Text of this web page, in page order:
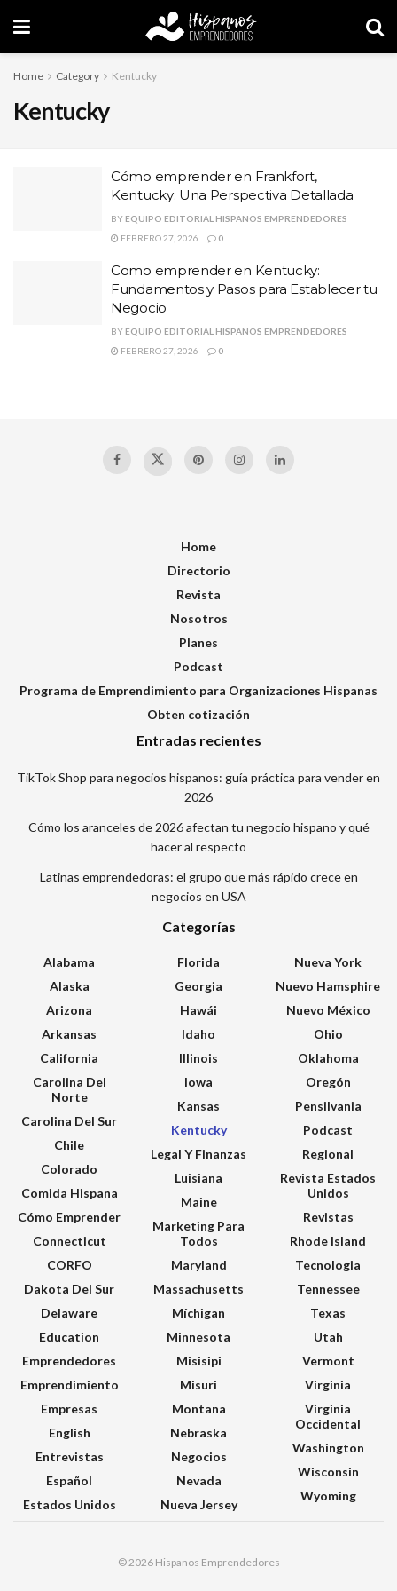
Home Category Kentucky
Kentucky
Cómo emprender en Frankfort,
Kentucky: Una Perspectiva Detallada
BY EQUIPO EDITORIAL HISPANOS EMPRENDEDORES
FEBRERO 27, 2026
0
Como emprender en Kentucky:
Fundamentos y Pasos para Establecer tu
Negocio
BY EQUIPO EDITORIAL HISPANOS EMPRENDEDORES
FEBRERO 27, 2026
0
Home
Directorio
Revista
Nosotros
Planes
Podcast
Programa de Emprendimiento para Organizaciones Hispanas
Obten cotización
Entradas recientes
TikTok Shop para negocios hispanos: guía práctica para vender en
2026
Cómo los aranceles de 2026 afectan tu negocio hispano y qué
hacer al respecto
Latinas emprendedoras: el grupo que más rápido crece en
negocios en USA
Categorías
Alabama
Alaska
Arizona
Arkansas
California
Carolina Del
Norte
Carolina Del Sur
Chile
Colorado
Comida Hispana
Cómo Emprender
Connecticut
CORFO
Dakota Del Sur
Delaware
Education
Emprendedores
Emprendimiento
Empresas
English
Entrevistas
Español
Estados Unidos
Florida
Georgia
Hawái
Idaho
Illinois
Iowa
Kansas
Kentucky
Legal Y Finanzas
Luisiana
Maine
Marketing Para
Todos
Maryland
Massachusetts
Míchigan
Minnesota
Misisipi
Misuri
Montana
Nebraska
Negocios
Nevada
Nueva Jersey
Nueva York
Nuevo Hamsphire
Nuevo México
Ohio
Oklahoma
Oregón
Pensilvania
Podcast
Regional
Revista Estados
Unidos
Revistas
Rhode Island
Tecnologia
Tennessee
Texas
Utah
Vermont
Virginia
Virginia
Occidental
Washington
Wisconsin
Wyoming
© 2026 Hispanos Emprendedores